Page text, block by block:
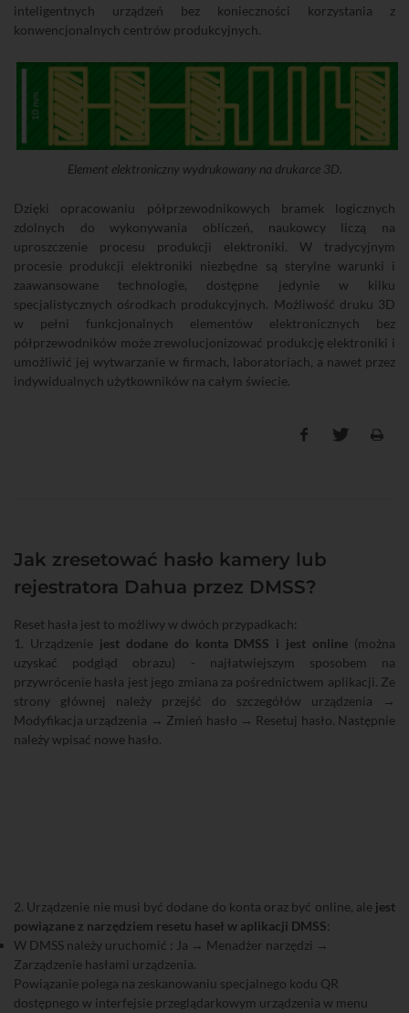
inteligentnych urządzeń bez konieczności korzystania z
konwencjonalnych centrów produkcyjnych.
Element elektroniczny wydrukowany na drukarce 3D.
Dzięki opracowaniu półprzewodnikowych bramek logicznych
zdolnych do wykonywania obliczeń, naukowcy liczą na
uproszczenie procesu produkcji elektroniki. W tradycyjnym
procesie produkcji elektroniki niezbędne są sterylne warunki i
zaawansowane technologie, dostępne jedynie w kilku
specjalistycznych ośrodkach produkcyjnych. Możliwość druku 3D
w pełni funkcjonalnych elementów elektronicznych bez
półprzewodników może zrewolucjonizować produkcję elektroniki i
umożliwić jej wytwarzanie w firmach, laboratoriach, a nawet przez
indywidualnych użytkowników na całym świecie.
Jak zresetować hasło kamery lub
rejestratora Dahua przez DMSS?
Reset hasła jest to możliwy w dwóch przypadkach:
1. Urządzenie jest dodane do konta DMSS i jest online (można
uzyskać podgląd obrazu) - najłatwiejszym sposobem na
przywrócenie hasła jest jego zmiana za pośrednictwem aplikacji. Ze
strony głównej należy przejść do szczegółów urządzenia →
Modyfikacja urządzenia → Zmień hasło → Resetuj hasło. Następnie
należy wpisać nowe hasło.
2. Urządzenie nie musi być dodane do konta oraz być online, ale jest
powiązane z narzędziem resetu haseł w aplikacji DMSS:
W DMSS należy uruchomić : Ja → Menadżer narzędzi →
Zarządzenie hasłami urządzenia.
Powiązanie polega na zeskanowaniu specjalnego kodu QR
dostępnego w interfejsie przeglądarkowym urządzenia w menu